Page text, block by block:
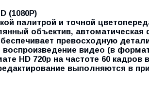
(1080P)
палитрой и точной
объектив, автоматическая
превосходную
видео (в
HD 720p на частоте 60 кадров
выполняются в